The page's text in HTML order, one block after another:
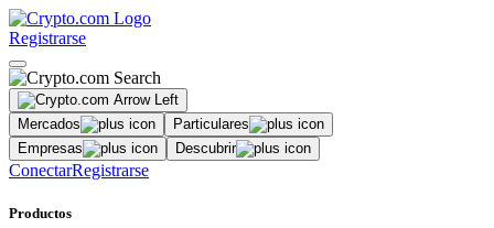
Registrarse
Mercados
Particulares
Empresas
Descubrir
ConectarRegistrarse
Productos